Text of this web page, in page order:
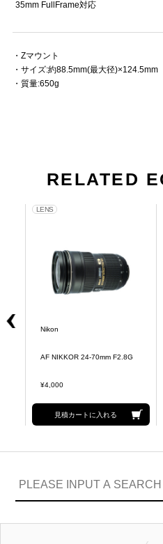
35mm FullFrame対応
・Zマウント
・サイズ:約88.5mm(最大径)×124.5mm
・質量:650g
RELATED
LENS
Nikon
AF NIKKOR 24-70mm F2.8G
¥4,000
見積カートに入れる